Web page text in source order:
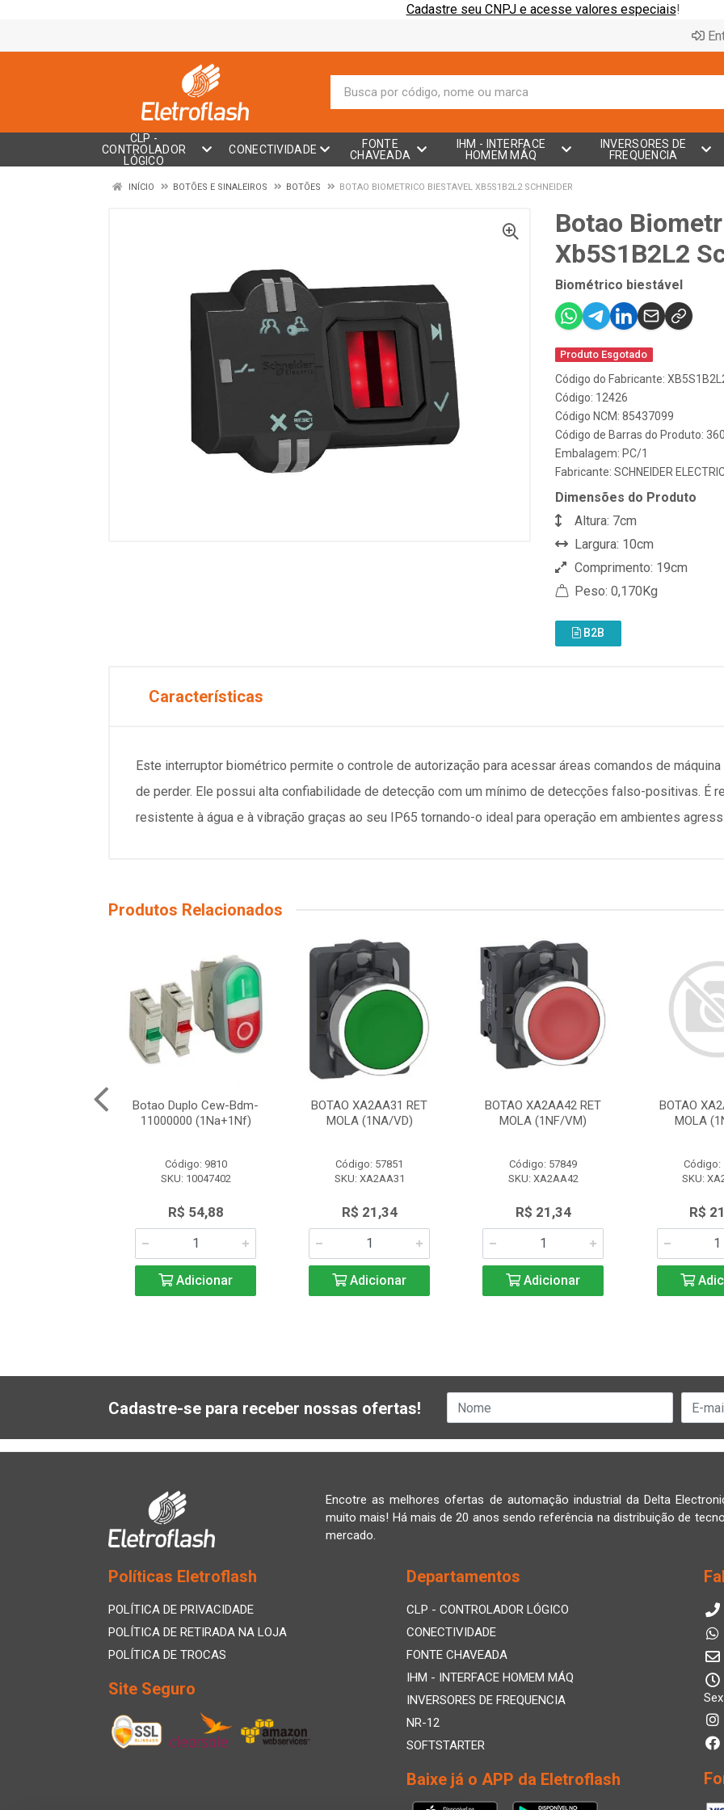
Cadastre seu CNPJ e acesse valores especiais!
CLP -
CONTROLADOR
LÓGICO
CONECTIVIDADE
FONTE
CHAVEADA
IHM - INTERFACE
HOMEM MÁQ
INVERSORES DE
FREQUENCIA
INÍCIO BOTÕES E SINALEIROS BOTÕES BOTAO BIOMETRICO BIESTAVEL XB5S1B2L2 SCHNEIDER
Botao
Xb5S1B2L2
Biométrico biestável
Produto Esgotado
Código do Fabricante:
Código: 12426
Código NCM: 85437099
Código de Barras do Produto:
Embalagem: PC/1
Fabricante: SCHNEIDER
Dimensões do Produto
Altura: 7cm
Largura: 10cm
Comprimento: 19cm
Peso: 0,170Kg
B2B
Características
Este interruptor biométrico permite o controle de autorização para acessar áreas comandos de
de perder. Ele possui alta confiabilidade de detecção com um mínimo de detecções falso-positivas. É
resistente à água e à vibração graças ao seu IP65 tornando-o ideal para operação em ambientes
Produtos Relacionados
Botao Duplo Cew-Bdm-
11000000 (1Na+1Nf)
Código: 9810
SKU: 10047402
R$ 54,88
Adicionar
BOTAO XA2AA31 RET
MOLA (1NA/VD)
Código: 57851
SKU: XA2AA31
R$ 21,34
Adicionar
BOTAO XA2AA42 RET
MOLA (1NF/VM)
Código: 57849
SKU: XA2AA42
R$ 21,34
Adicionar
BOTAO
MOLA
Código:
SKU:
R$
Cadastre-se para receber nossas ofertas!
Encotre as melhores ofertas de automação industrial da Delta
muito mais! Há mais de 20 anos sendo referência na distribuição de
mercado.
Políticas Eletroflash
POLÍTICA DE PRIVACIDADE
POLÍTICA DE RETIRADA NA LOJA
POLÍTICA DE TROCAS
Site Seguro
Departamentos
CLP - CONTROLADOR LÓGICO
CONECTIVIDADE
FONTE CHAVEADA
IHM - INTERFACE HOMEM MÁQ
INVERSORES DE FREQUENCIA
NR-12
SOFTSTARTER
Baixe já o APP da Eletroflash